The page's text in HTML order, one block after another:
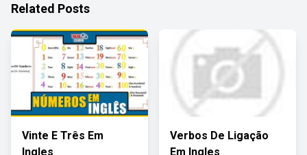
Related Posts
Vinte E Três Em
Ingles
Verbos De Ligação
Em Ingles